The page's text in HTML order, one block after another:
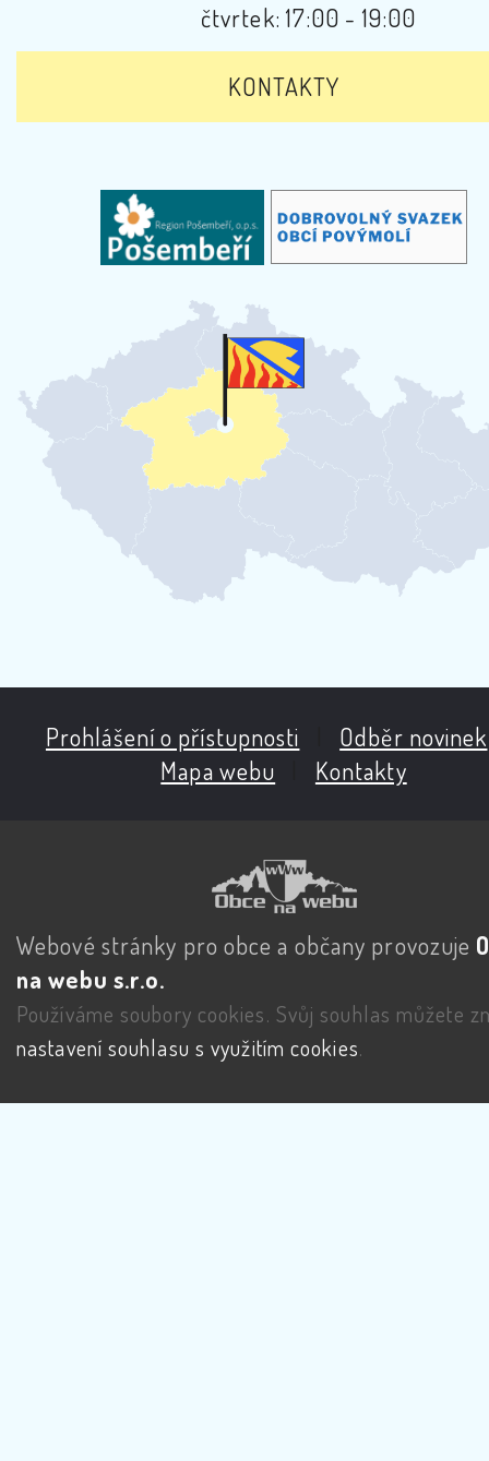
čtvrtek: 17:00 - 19:00
KONTAKTY
Prohlášení o přístupnosti Odběr novinek
Mapa webu
Kontakty
Webové stránky pro obce a občany provozuje
na webu s.r.o.
Používáme soubory cookies. Svůj souhlas můžete
nastavení souhlasu s využitím cookies.